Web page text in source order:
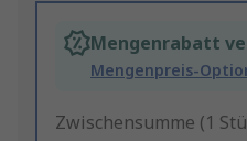
Mengenrabatt
Mengenpreis-
Zwischensumme (1